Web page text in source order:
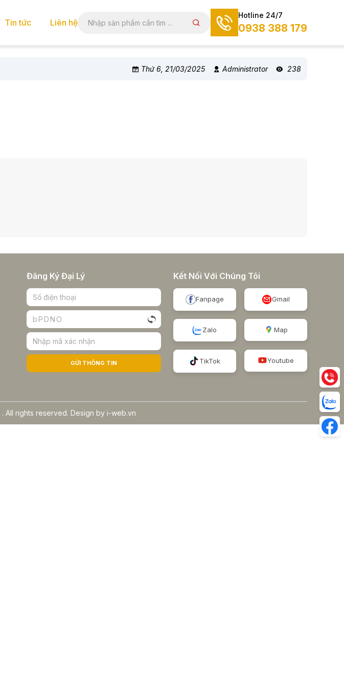
Tin tức Liên hệ
Hotline 24/7
0938 388 179
Thứ 6, 21/03/2025 Administrator 238
Đăng Ký Đại Lý
bPDNO
GỬI THÔNG TIN
Kết Nối Với Chúng Tôi
Fanpage Gmail
Zalo Map
TikTok Youtube
. All rights reserved. Design by i-web.vn